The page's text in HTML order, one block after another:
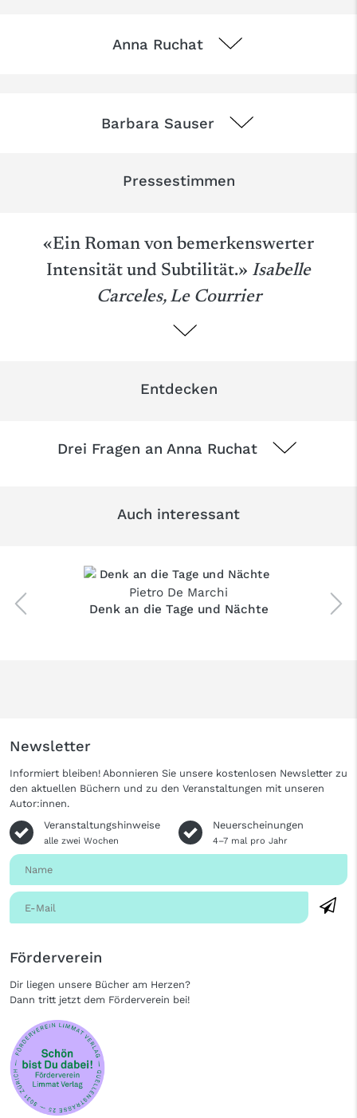
Anna Ruchat
Barbara Sauser
Pressestimmen
«Ein Roman von bemerkenswerter
Intensität und Subtilität.» Isabelle
Carceles, Le Courrier
Entdecken
Drei Fragen an Anna Ruchat
Auch interessant
Pietro De Marchi
Denk an die Tage und Nächte
Newsletter
Informiert bleiben! Abonnieren Sie unsere kostenlosen Newsletter zu
den aktuellen Büchern und zu den Veranstaltungen mit unseren
Autor:innen.
Veranstaltungshinweise
alle zwei Wochen
Neuerscheinungen
4–7 mal pro Jahr
Förderverein
Dir liegen unsere Bücher am Herzen?
Dann tritt jetzt dem Förderverein bei!